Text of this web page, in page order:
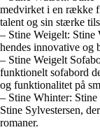
medvirket i en række
talent og sin stærke
– Stine Weigelt: Stine
hendes innovative og
– Stine Weigelt
funktionelt sofabord
og funktionalitet på
– Stine Whinter:
Stine Sylvestersen,
romaner.